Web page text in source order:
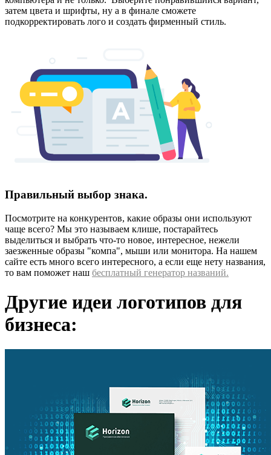
затем цвета и шрифты, ну а в финале сможете
подкорректировать лого и создать фирменный стиль.
Правильный выбор знака.
Посмотрите на конкурентов, какие образы они используют
чаще всего? Мы это называем клише, постарайтесь
выделиться и выбрать что-то новое, интересное, нежели
заезженные образы "компа", мыши или монитора. На нашем
сайте есть много всего интересного, а если еще нету названия,
то вам поможет наш бесплатный генератор названий.
Другие идеи логотипов для
бизнеса: